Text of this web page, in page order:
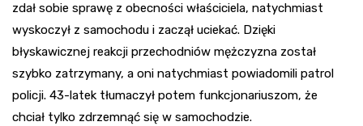
zdał sobie sprawę z obecności właściciela, natychmiast
wyskoczył z samochodu i zaczął uciekać. Dzięki
błyskawicznej reakcji przechodniów mężczyzna został
szybko zatrzymany, a oni natychmiast powiadomili patrol
policji. 43-latek tłumaczył potem funkcjonariuszom, że
chciał tylko zdrzemnąć się w samochodzie.